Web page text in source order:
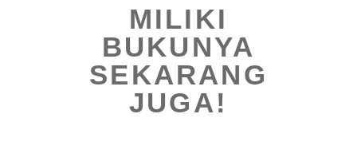
MILIKI
BUKUNYA
SEKARANG
JUGA!